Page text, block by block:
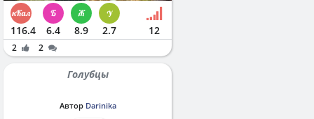
116.4 6.4 8.9 2.7 12
2 2
Голубцы
Автор Darinika